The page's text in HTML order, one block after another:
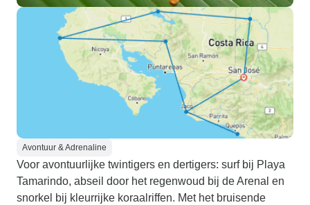
Avontuur & Adrenaline
Voor avontuurlijke twintigers en dertigers: surf bij Playa
Tamarindo, abseil door het regenwoud bij de Arenal en
snorkel bij kleurrijke koraalriffen. Met het bruisende